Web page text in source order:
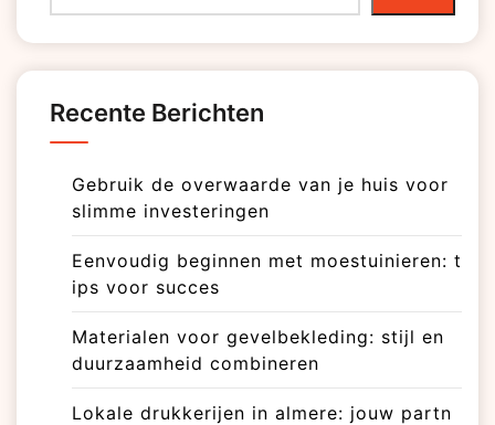
Recente Berichten
Gebruik de overwaarde van je huis voor
slimme investeringen
Eenvoudig beginnen met moestuinieren: t
ips voor succes
Materialen voor gevelbekleding: stijl en
duurzaamheid combineren
Lokale drukkerijen in almere: jouw partn